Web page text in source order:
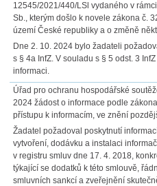
12545/2021/440/LSl vydaného v
Sb., kterým došlo k novele zákona č.
území České republiky a o změně
Dne 2. 10. 2024 bylo žadateli
s § 4a InfZ. V souladu s § 5 odst. 3
informaci.
Úřad pro ochranu hospodářské
2024 žádost o informace podle
přístupu k informacím, ve znění
Žadatel požadoval poskytnutí
vytvoření, dodávku a instalaci
v registru smluv dne 17. 4. 2018,
týkající se dodatků k této smlouvě,
smluvních sankcí a zveřejnění